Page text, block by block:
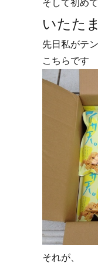
そして初め
いたた
先日私がテ
こちらです
それが、